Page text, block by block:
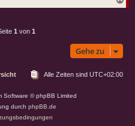
a
1 von 1
Gehe zu
Alle Zeiten sind UTC+02:00
Software © phpBB Limited
durch phpBB.de